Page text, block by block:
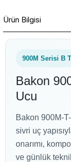
Ürün Bilgisi
900M Serisi B
Bakon
Ucu
Bakon 900M-
sivri uç
onarımı,
ve günlük